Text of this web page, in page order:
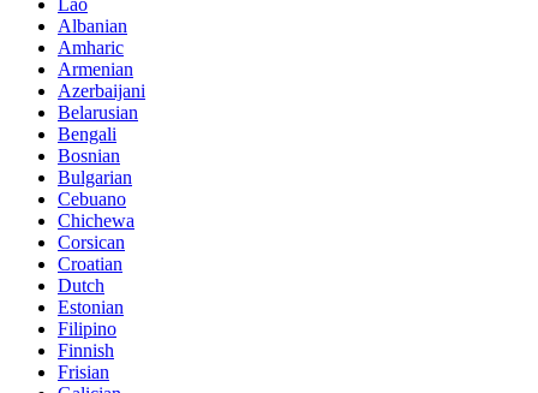
Lao
Albanian
Amharic
Armenian
Azerbaijani
Belarusian
Bengali
Bosnian
Bulgarian
Cebuano
Chichewa
Corsican
Croatian
Dutch
Estonian
Filipino
Finnish
Frisian